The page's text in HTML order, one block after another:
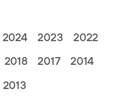
2024 2023
2022
2018 2017
2014
2013